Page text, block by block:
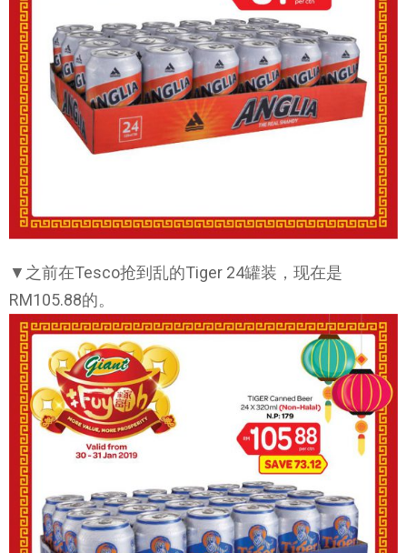
▼之前在Tesco抢到乱的Tiger 24罐装，现在是
RM105.88的。